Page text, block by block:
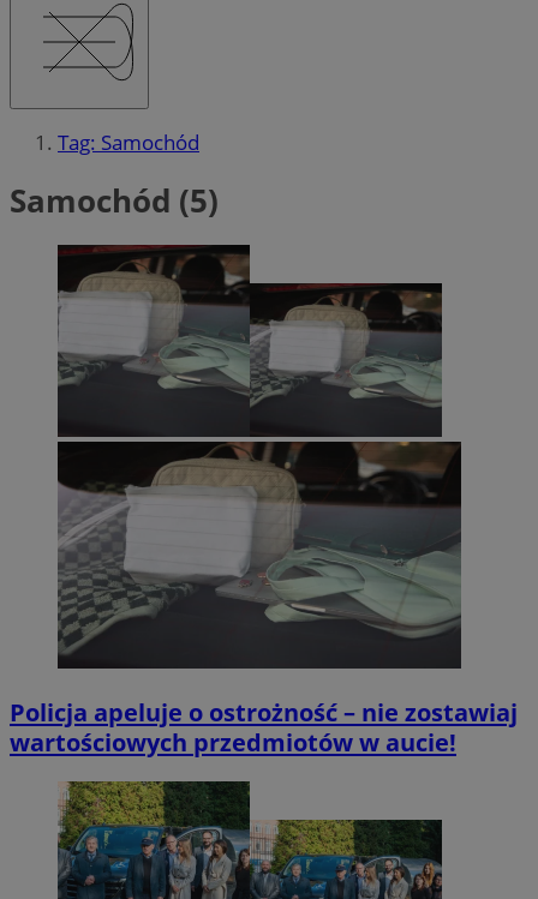
Tag: Samochód
Samochód (5)
Policja apeluje o ostrożność – nie zostawiaj
wartościowych przedmiotów w aucie!